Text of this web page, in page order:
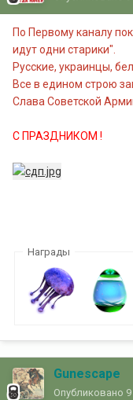
По Первому каналу
идут одни старики".
Русские, украинцы,
Все в едином строю
Слава Советской
С ПРАЗДНИКОМ !
Награды
Gunescape
Опубликовано